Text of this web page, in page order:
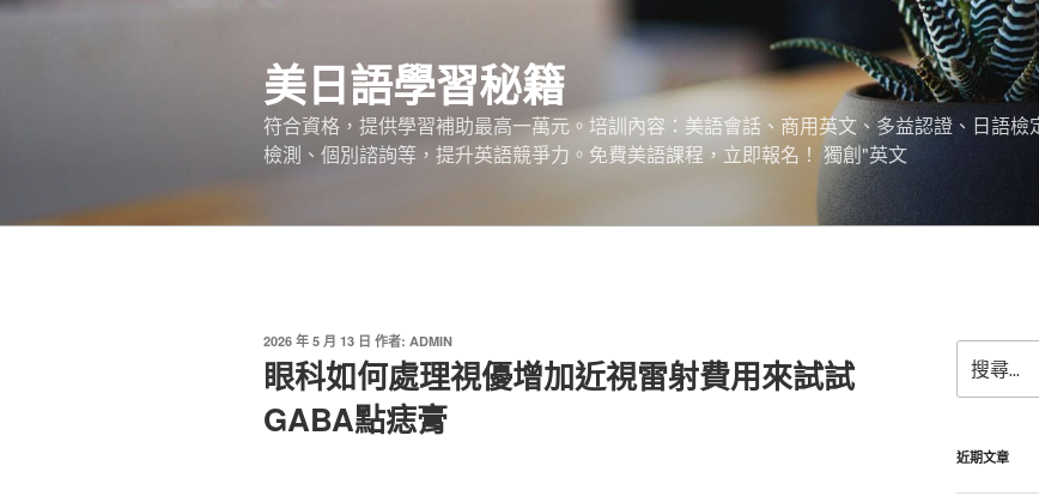
跳
美日語學​​習秘籍
符合資格，提供學習補助最高一萬元。培訓內容：美語會話、商用英文、多益認證、日語
檢測、個別諮詢等，提升英語競爭力。免費美語課程，立即報名！ 獨創"英文
發
佈
於
2026 年 5 月 13 日 作者: ADMIN
眼科如何處理視優增加近視雷射費用來試試
GABA點痣膏
尋
關
字:
近期文章